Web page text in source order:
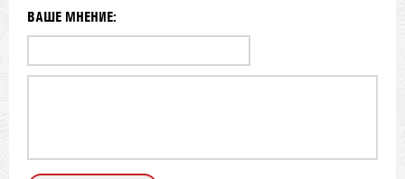
ВАШЕ МНЕНИЕ: